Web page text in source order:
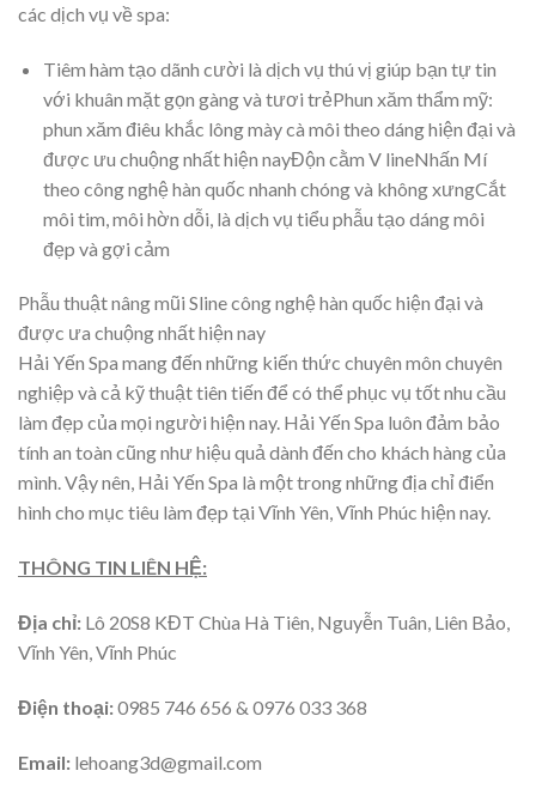
các dịch vụ về spa:
Tiêm hàm tạo dãnh cười là dịch vụ thú vị giúp bạn tự tin
với khuân mặt gọn gàng và tươi trẻPhun xăm thẩm mỹ:
phun xăm điêu khắc lông mày cà môi theo dáng hiện đại và
được ưu chuộng nhất hiện nayĐộn cằm V lineNhấn Mí
theo công nghệ hàn quốc nhanh chóng và không xưngCắt
môi tim, môi hờn dỗi, là dịch vụ tiểu phẫu tạo dáng môi
đẹp và gợi cảm
Phẫu thuật nâng mũi Sline công nghệ hàn quốc hiện đại và
được ưa chuộng nhất hiện nay
Hải Yến Spa mang đến những kiến thức chuyên môn chuyên
nghiệp và cả kỹ thuật tiên tiến để có thể phục vụ tốt nhu cầu
làm đẹp của mọi người hiện nay. Hải Yến Spa luôn đảm bảo
tính an toàn cũng như hiệu quả dành đến cho khách hàng của
mình. Vậy nên, Hải Yến Spa là một trong những địa chỉ điển
hình cho mục tiêu làm đẹp tại Vĩnh Yên, Vĩnh Phúc hiện nay.
THÔNG TIN LIÊN HỆ:
Địa chỉ: Lô 20S8 KĐT Chùa Hà Tiên, Nguyễn Tuân, Liên Bảo,
Vĩnh Yên, Vĩnh Phúc
Điện thoại:0985 746 656 & 0976 033 368
Email: lehoang3d@gmail.com